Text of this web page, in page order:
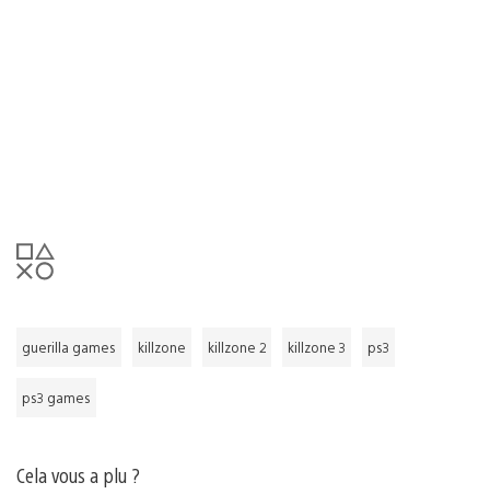
guerilla games killzone killzone 2 killzone 3 ps3
ps3 games
Cela vous a plu ?